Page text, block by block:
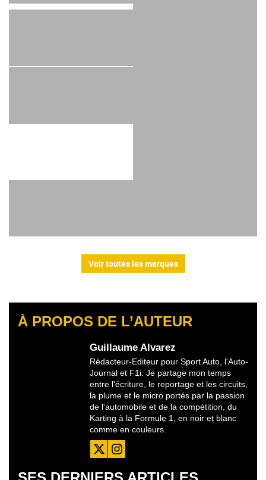
Voir toutes les marques
À PROPOS DE L’AUTEUR
Guillaume Alvarez
Rédacteur-Editeur pour Sport Auto, l'Auto-
Journal et F1i. Je partage mon temps
entre l'écriture, le reportage et les circuits,
la plume et le micro portés par la passion
de l'automobile et de la compétition, du
Karting à la Formule 1, en noir et blanc
comme en couleurs.